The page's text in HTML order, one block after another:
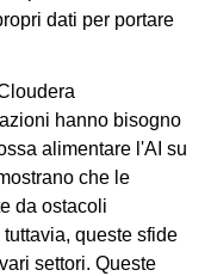
dati per portare
hanno bisogno
alimentare l'AI su
che le
da ostacoli
queste sfide
settori. Queste